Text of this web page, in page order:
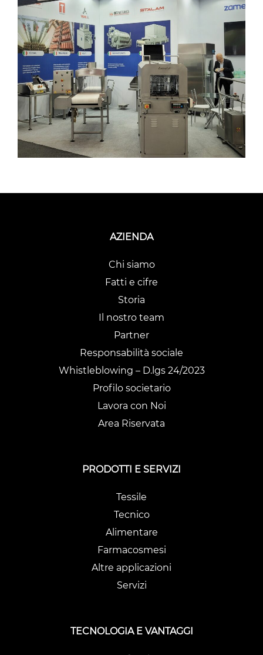
AZIENDA
Chi siamo
Fatti e cifre
Storia
Il nostro team
Partner
Responsabilità sociale
Whistleblowing – D.lgs 24/2023
Profilo societario
Lavora con Noi
Area Riservata
PRODOTTI E SERVIZI
Tessile
Tecnico
Alimentare
Farmacosmesi
Altre applicazioni
Servizi
TECNOLOGIA E VANTAGGI